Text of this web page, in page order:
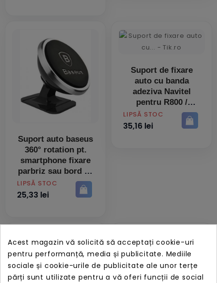
Suport auto baseus
360° rotation pt.
smartphone fixare
parbriz sau bord cu
adeziv magnetic
ofera posibilitatea
PRET
LIPSĂ STOC
25,33 lei
Suport de fixare
auto cu banda
adeziva Navitel
pentru R800 /
MSR900
PRET
LIPSĂ STOC
35,16 lei
Suport auto baseus
Suport auto baseus
Acest magazin vă solicită să acceptați cookie-uri
pentru performanță, media și publicitate. Mediile
sociale și cookie-urile de publicitate ale unor terțe
părți sunt utilizate pentru a vă oferi funcții de social